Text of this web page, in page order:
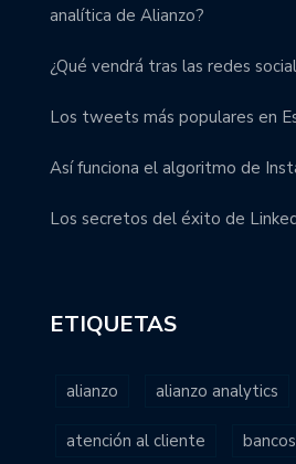
analítica de Alianzo?
¿Qué vendrá tras las redes
Los tweets más populares en
Así funciona el algoritmo de
Los secretos del éxito de
ETIQUETAS
alianzo alianzo analytics
atención al cliente bancos